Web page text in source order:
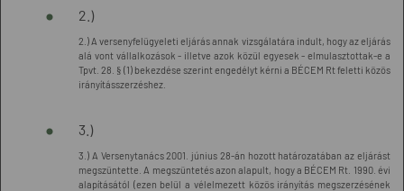
2.)
2.) A versenyfelügyeleti eljárás annak vizsgálatára indult, hogy az eljárás
alá vont vállalkozások - illetve azok közül egyesek - elmulasztottak-e a
Tpvt. 28. § (1) bekezdése szerint engedélyt kérni a BÉCEM Rt feletti közös
irányításszerzéshez.
3.)
3.) A Versenytanács 2001. június 28-án hozott határozatában az eljárást
megszüntette. A megszüntetés azon alapult, hogy a BÉCEM Rt. 1990. évi
alapításától (ezen belül a vélelmezett közös irányítás megszerzésének